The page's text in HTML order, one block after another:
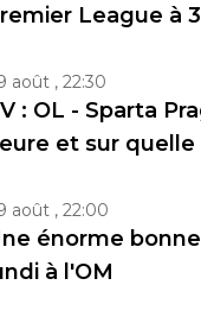
League à
août , 22:30
: OL - Sparta
et sur quelle
août , 22:00
énorme
à l'OM